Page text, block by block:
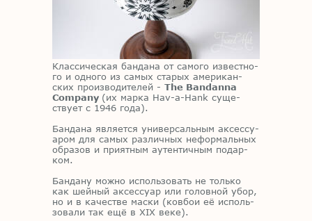
Клас­си­че­ская бан­да­на от са­мо­го из­вест­но­
го и од­но­го из са­мых ста­рых аме­ри­кан­
ских про­из­во­ди­те­лей - The Bandanna
Company (их мар­ка Hav-a-Hank су­ще­
ству­ет с 1946 года).
Бан­да­на яв­ля­ет­ся уни­вер­саль­ным ак­сес­су­
а­ром для са­мых раз­лич­ных нефор­маль­ных
об­ра­зов и при­ят­ным аутен­тич­ным по­дар­
ком.
Бан­да­ну мож­но ис­поль­зо­вать не толь­ко
как шей­ный ак­сес­су­ар или го­лов­ной убор,
но и в ка­че­стве мас­ки (ков­бои её ис­поль­
зо­ва­ли так ещё в XIX веке).